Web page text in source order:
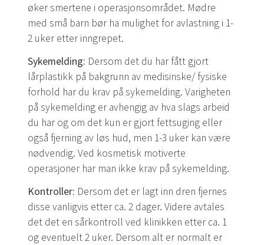
øker smertene i operasjonsområdet. Mødre
med små barn bør ha mulighet for avlastning i 1-
2 uker etter inngrepet.
Sykemelding: Dersom det du har fått gjort
lårplastikk på bakgrunn av medisinske/ fysiske
forhold har du krav på sykemelding. Varigheten
på sykemelding er avhengig av hva slags arbeid
du har og om det kun er gjort fettsuging eller
også fjerning av løs hud, men 1-3 uker kan være
nødvendig. Ved kosmetisk motiverte
operasjoner har man ikke krav på sykemelding.
Kontroller: Dersom det er lagt inn dren fjernes
disse vanligvis etter ca. 2 dager. Videre avtales
det det en sårkontroll ved klinikken etter ca. 1
og eventuelt 2 uker. Dersom alt er normalt er